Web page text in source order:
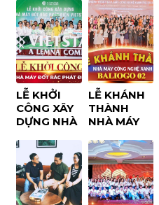
MÙA XUÂN
TET FAIR
2026
GIAI ĐOẠN
2
LỄ KHỞI
CÔNG XÂY
DỰNG NHÀ
RÁC PHÁT
ĐIỆN
VIETSTAR
LỄ KHÁNH
THÀNH
NHÀ MÁY
NGHỆ
XANH
BALIOGO
02